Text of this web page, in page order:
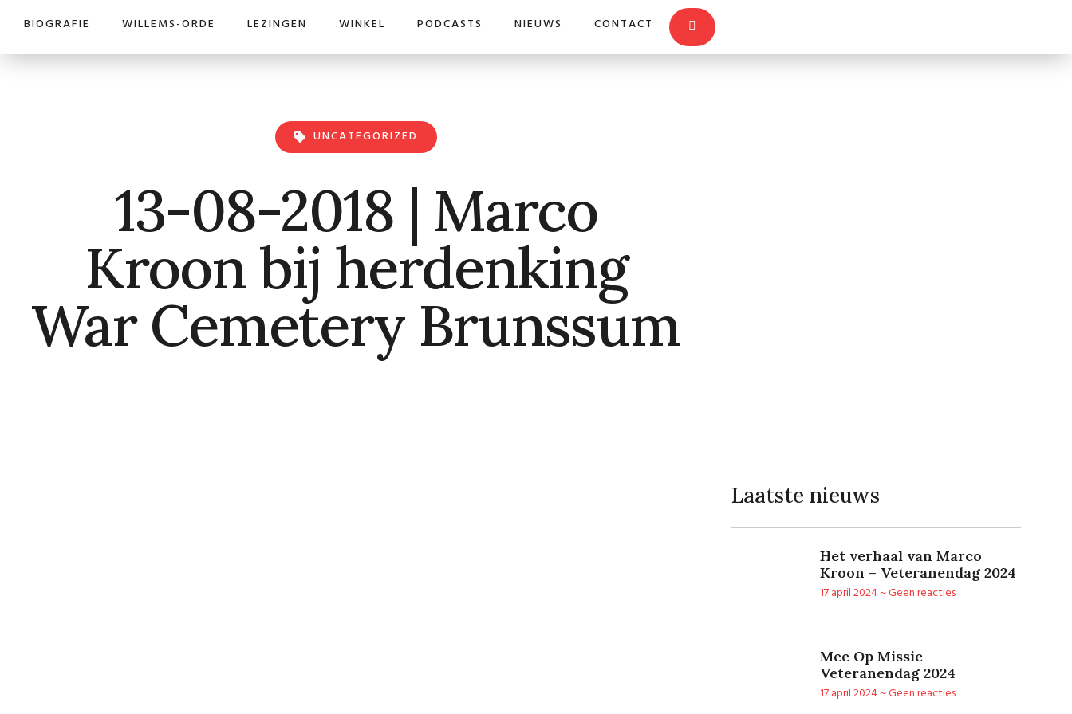
BIOGRAFIE WILLEMS-ORDE LEZINGEN WINKEL PODCASTS NIEUWS CONTACT
UNCATEGORIZED
13-08-2018 | Marco
Kroon bij herdenking
War Cemetery Brunssum
Laatste nieuws
Het verhaal van Marco
Kroon – Veteranendag 2024
17 april 2024 Geen reacties
Mee Op Missie
Veteranendag 2024
17 april 2024 Geen reacties